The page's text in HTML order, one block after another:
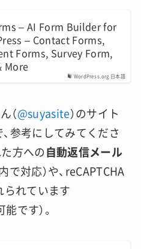
WordPress.org 日本語
– AI Form Builder for
– Contact Forms,
Forms, Survey Form,
More
（@suyasite）のサイト
参考にしてみてくださ
方への自動返信メール
対応）や、reCAPTCHA
れています
です）。